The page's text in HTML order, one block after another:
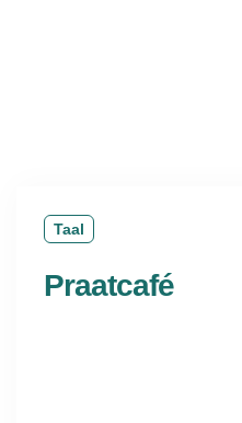
Taal
Praatcafé